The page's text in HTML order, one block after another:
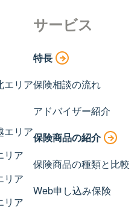
エリア
エリア
リア
リア
リア
サービス
特長
保険相談の流れ
アドバイザー紹介
保険商品の紹介
保険商品の種類と比較
Web申し込み保険